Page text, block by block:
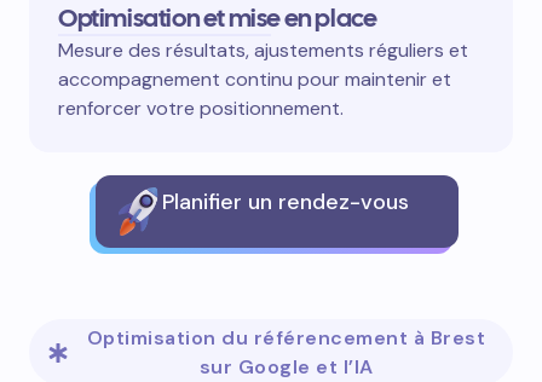
Optimisation et mise en place
Mesure des résultats, ajustements réguliers et
accompagnement continu pour maintenir et
renforcer votre positionnement.
Planifier un rendez-vous
Optimisation du référencement à Brest
sur Google et l’IA